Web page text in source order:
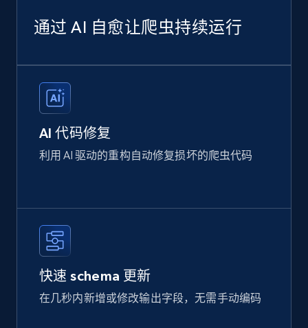
通过 AI 自愈让爬虫持续运行
AI 代码修复
利用 AI 驱动的重构自动修复损坏的爬虫代码
快速 schema 更新
在几秒内新增或修改输出字段，无需手动编码